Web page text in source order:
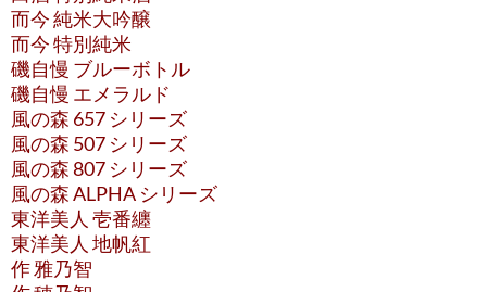
而今 純米大吟醸
而今 特別純米
磯自慢 ブルーボトル
磯自慢 エメラルド
風の森 657 シリーズ
風の森 507 シリーズ
風の森 807 シリーズ
風の森 ALPHA シリーズ
東洋美人 壱番纏
東洋美人 地帆紅
作 雅乃智